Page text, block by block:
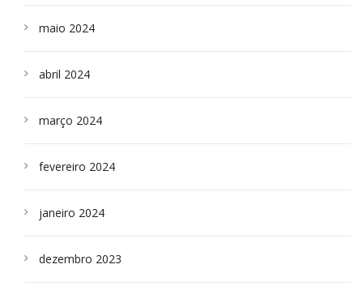
maio 2024
abril 2024
março 2024
fevereiro 2024
janeiro 2024
dezembro 2023